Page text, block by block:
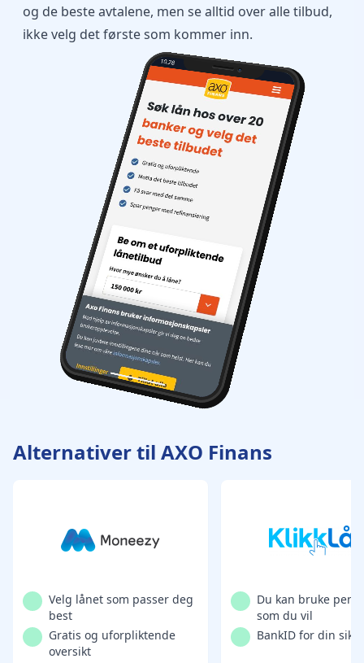
og de beste avtalene, men se alltid over alle tilbud,
ikke velg det første som kommer inn.
Speaker Camera
10.28
Alternativer til AXO Finans
Velg lånet som passer deg
best
Gratis og uforpliktende
oversikt
Du kan bruke
som du vil
BankID for din